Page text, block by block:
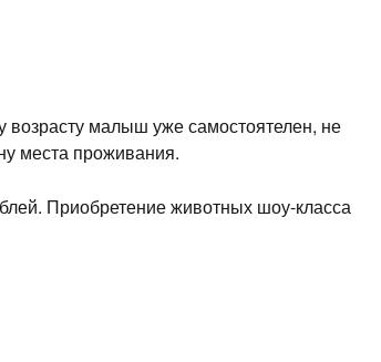
малыш уже самостоятелен, не
места проживания.
Приобретение животных шоу-класса